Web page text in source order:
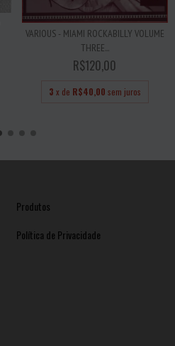
VARIOUS - MIAMI ROCKABILLY VOLUME
THREE...
R$120,00
3 x de R$40,00 sem juros
Produtos
Política de Privacidade